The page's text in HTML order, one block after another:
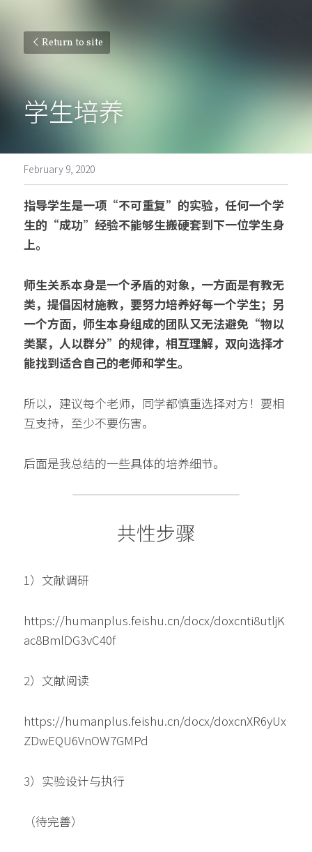
Return to site
学生培养
February 9, 2020
指导学生是一项“不可重复”的实验，任何一个学
生的“成功”经验不能够生搬硬套到下一位学生身
上。
师生关系本身是一个矛盾的对象，一方面是有教无
类，提倡因材施教，要努力培养好每一个学生；另
一个方面，师生本身组成的团队又无法避免“物以
类聚，人以群分”的规律，相互理解，双向选择才
能找到适合自己的老师和学生。
所以，建议每个老师，同学都慎重选择对方！要相
互支持，至少不要伤害。
后面是我总结的一些具体的培养细节。
共性步骤
1）文献调研
https://humanplus.feishu.cn/docx/doxcnti8utljK
ac8BmlDG3vC40f
2）文献阅读
https://humanplus.feishu.cn/docx/doxcnXR6yUx
ZDwEQU6VnOW7GMPd
3）实验设计与执行
（待完善）